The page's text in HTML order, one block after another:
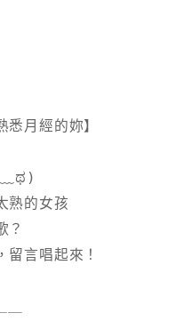
悉月經的妳】
熟的女孩
？
言唱起來！